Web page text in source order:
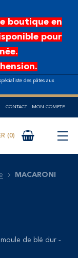
boutique en
pour
des pâtes aux
CONTACT MON COMPTE
0
MACARONI
de blé dur -